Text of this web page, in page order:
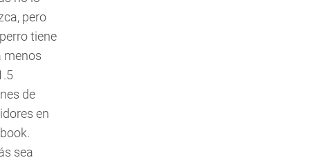
pero
tiene
menos
de
en
sea